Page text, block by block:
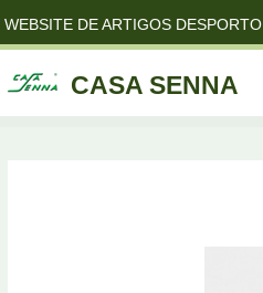
WEBSITE DE ARTIGOS DESPORTO
CASA SENNA